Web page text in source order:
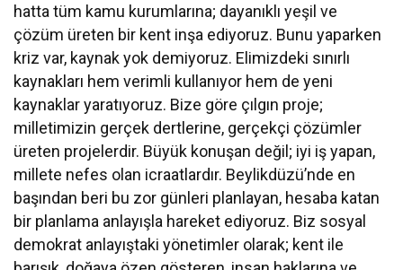
hatta tüm kamu kurumlarına; dayanıklı yeşil ve
çözüm üreten bir kent inşa ediyoruz. Bunu yaparken
kriz var, kaynak yok demiyoruz. Elimizdeki sınırlı
kaynakları hem verimli kullanıyor hem de yeni
kaynaklar yaratıyoruz. Bize göre çılgın proje;
milletimizin gerçek dertlerine, gerçekçi çözümler
üreten projelerdir. Büyük konuşan değil; iyi iş yapan,
millete nefes olan icraatlardır. Beylikdüzü’nde en
başından beri bu zor günleri planlayan, hesaba katan
bir planlama anlayışla hareket ediyoruz. Biz sosyal
demokrat anlayıştaki yönetimler olarak; kent ile